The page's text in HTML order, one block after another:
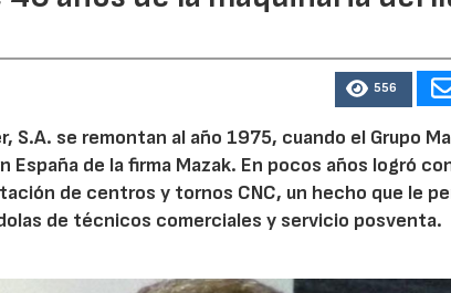
556
S.A. se remontan al año 1975, cuando el Grupo
de la firma Mazak. En pocos años logró
de centros y tornos CNC, un hecho que le
de técnicos comerciales y servicio posventa.